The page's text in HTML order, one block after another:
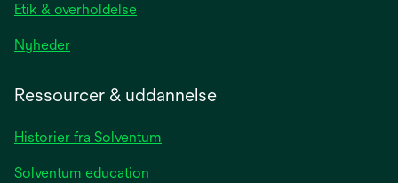
Etik & overholdelse
Nyhederopens
tab
Ressourcer & uddannelse
Historier fra Solventum
Solventum education